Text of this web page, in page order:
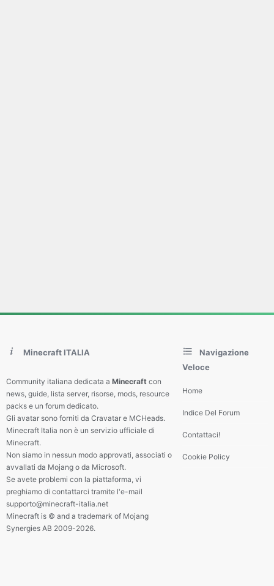
Minecraft ITALIA
Community italiana dedicata a Minecraft con
news, guide, lista server, risorse, mods, resource
packs e un forum dedicato.
Gli avatar sono forniti da Cravatar e MCHeads.
Minecraft Italia non è un servizio ufficiale di
Minecraft.
Non siamo in nessun modo approvati, associati o
avvallati da Mojang o da Microsoft.
Se avete problemi con la piattaforma, vi
preghiamo di contattarci tramite l'e-mail
supporto@minecraft-italia.net
Minecraft is © and a trademark of Mojang
Synergies AB 2009-2026.
Navigazione
Veloce
Home
Indice Del Forum
Contattaci!
Cookie Policy